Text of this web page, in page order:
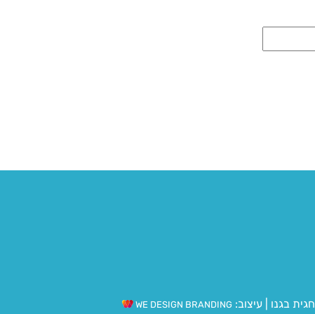
חגית בגנו עיצוב: WE DESIGN BRANDING